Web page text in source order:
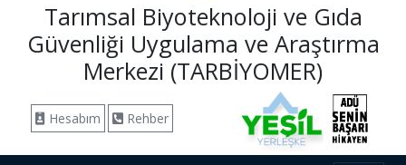
Tarımsal Biyoteknoloji ve Gıda
Güvenliği Uygulama ve Araştırma
Merkezi (TARBİYOMER)
Hesabım Rehber